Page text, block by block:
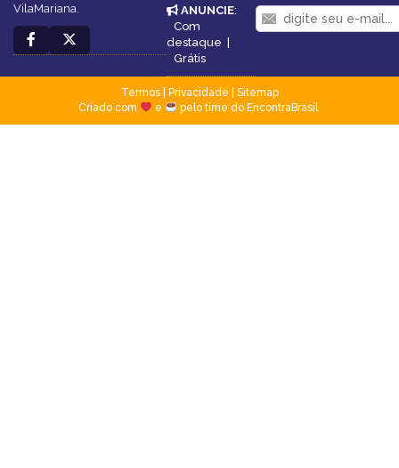
VilaMariana.
ANUNCIE:
Com
destaque |
Grátis
Termos| Privacidade
Sitemap
Criado com
e pelo time do EncontraBrasil